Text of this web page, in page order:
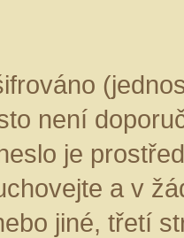
není
je
a v
jiné, třetí